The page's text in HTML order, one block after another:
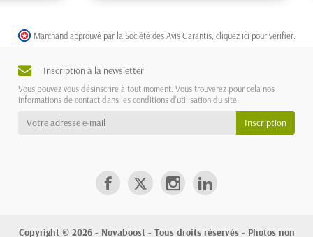
Marchand approuvé par la Société des Avis Garantis, cliquez ici pour vérifier
Inscription à la newsletter
Vous pouvez vous désinscrire à tout moment. Vous trouverez pour cela nos
informations de contact dans les conditions d'utilisation du site.
Copyright © 2026 - Novaboost - Tous droits réservés - Photos non